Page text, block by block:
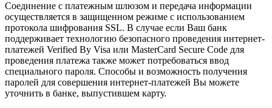
Соединение с платежным шлюзом и передача информации
осуществляется в защищенном режиме с использованием
протокола шифрования SSL. В случае если Ваш банк
поддерживает технологию безопасного проведения интернет-
платежей Verified By Visa или MasterCard Secure Code для
проведения платежа также может потребоваться ввод
специального пароля. Способы и возможность получения
паролей для совершения интернет-платежей Вы можете
уточнить в банке, выпустившем карту.